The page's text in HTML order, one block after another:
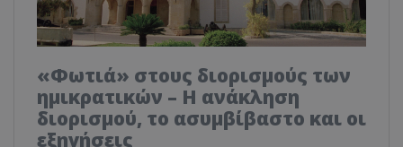
«Φωτιά» στους διορισμούς των
ημικρατικών – Η ανάκληση
διορισμού, το ασυμβίβαστο και οι
εξηγήσεις